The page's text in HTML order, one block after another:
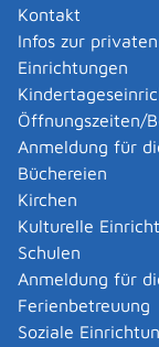
Kontakt
Infos zur
Einrichtungen
Öffnungszeiten/
Anmeldung für
Büchereien
Kirchen
Kulturelle
Schulen
Anmeldung für
Ferienbetreuung
Soziale
Gemeinde
Abmeldung
eines
einer
einer
DasVerzeichnis
das
Hinweis:
ummeldung
Stelle nicht auf
Das gilt nicht für